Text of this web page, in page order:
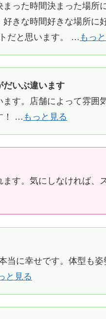
まった時間決まった場所
きな時間好きな場所に
だと思います。 … もっ
だいぶ違います
す。店舗によって雰囲
！ … もっと見る
ます。気にしなければ
当に幸せです。体型も
と見る